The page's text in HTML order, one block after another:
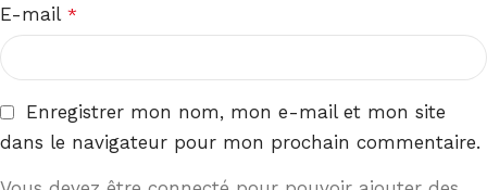
E-mail *
Enregistrer mon nom, mon e-mail et mon site
dans le navigateur pour mon prochain commentaire.